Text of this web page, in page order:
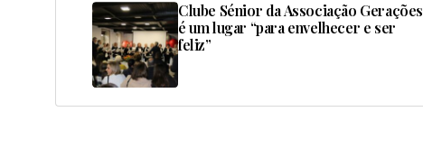
Clube Sénior da Associação Gerações
é um lugar “para envelhecer e ser
feliz”